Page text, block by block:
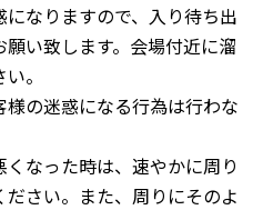
になりますので、入り待ち出
い致します。会場付近に溜
。
様の迷惑になる行為は行わな
なった時は、速やかに周り
さい。また、周りにそのよ